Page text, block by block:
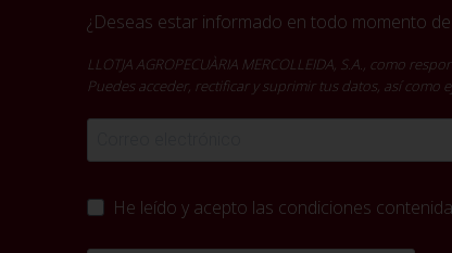
¿Deseas estar informado en todo momento
LLOTJA AGROPECUÀRIA MERCOLLEIDA, S.A., como
Puedes acceder, rectificar y suprimir tus datos, así
He leído y acepto las condiciones